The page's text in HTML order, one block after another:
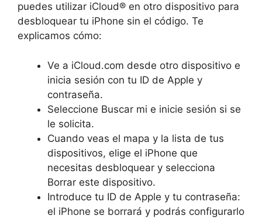
puedes utilizar iCloud® en otro dispositivo para
desbloquear tu iPhone sin el código. Te
explicamos cómo:
Ve a iCloud.com desde otro dispositivo e
inicia sesión con tu ID de Apple y
contraseña.
Seleccione Buscar mi e inicie sesión si se
le solicita.
Cuando veas el mapa y la lista de tus
dispositivos, elige el iPhone que
necesitas desbloquear y selecciona
Borrar este dispositivo.
Introduce tu ID de Apple y tu contraseña:
el iPhone se borrará y podrás configurarlo